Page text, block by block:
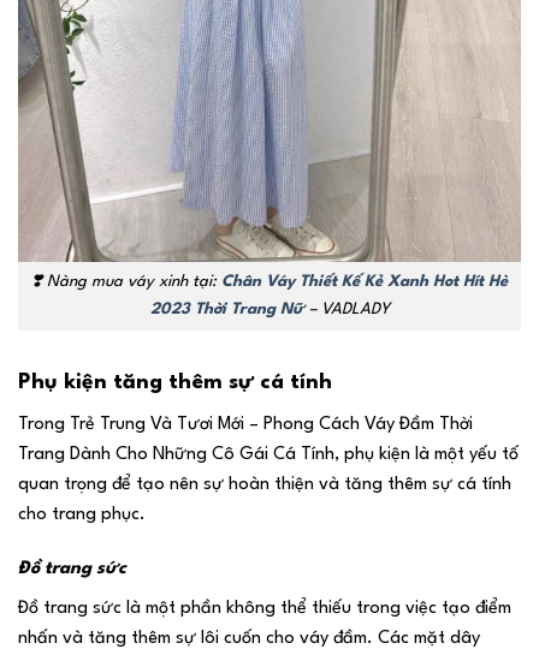
❣️ Nàng mua váy xinh tại: Chân Váy Thiết Kế Kẻ Xanh Hot Hít Hè
2023 Thời Trang Nữ – VADLADY
Phụ kiện tăng thêm sự cá tính
Trong Trẻ Trung Và Tươi Mới – Phong Cách Váy Đầm Thời
Trang Dành Cho Những Cô Gái Cá Tính, phụ kiện là một yếu tố
quan trọng để tạo nên sự hoàn thiện và tăng thêm sự cá tính
cho trang phục.
Đồ trang sức
Đồ trang sức là một phần không thể thiếu trong việc tạo điểm
nhấn và tăng thêm sự lôi cuốn cho váy đầm. Các mặt dây